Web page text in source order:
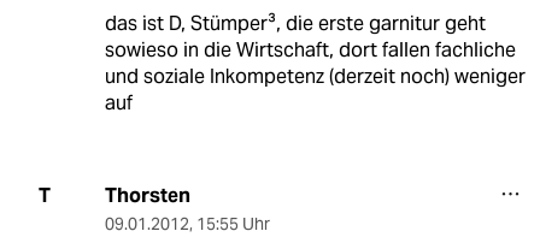
das ist D, Stümper³, die erste garnitur geht
sowieso in die Wirtschaft, dort fallen fachliche
und soziale Inkompetenz (derzeit noch) weniger
auf
T Thorsten
09.01.2012, 15:55 Uhr